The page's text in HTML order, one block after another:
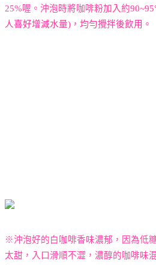
25%喔。沖泡時將咖啡粉加入約90~95
人喜好增減水量) ，均勻攪拌後飲用。
※沖泡好的白咖啡香味濃郁，因為低
太甜，入口滑順不澀，濃醇的咖啡味